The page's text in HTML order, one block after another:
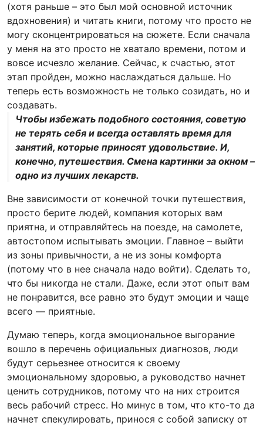
(хотя раньше – это был мой основной источник
вдохновения) и читать книги, потому что просто не
могу сконцентрироваться на сюжете. Если сначала
у меня на это просто не хватало времени, потом и
вовсе исчезло желание. Сейчас, к счастью, этот
этап пройден, можно наслаждаться дальше. Но
теперь есть возможность не только созидать, но и
создавать.
Чтобы избежать подобного состояния, советую
не терять себя и всегда оставлять время для
занятий, которые приносят удовольствие. И,
конечно, путешествия. Смена картинки за окном –
одно из лучших лекарств.
Вне зависимости от конечной точки путешествия,
просто берите людей, компания которых вам
приятна, и отправляйтесь на поезде, на самолете,
автостопом испытывать эмоции. Главное – выйти
из зоны привычности, а не из зоны комфорта
(потому что в нее сначала надо войти). Сделать то,
что бы никогда не стали. Даже, если этот опыт вам
не понравится, все равно это будут эмоции и чаще
всего — приятные.
Думаю теперь, когда эмоциональное выгорание
вошло в перечень официальных диагнозов, люди
будут серьезнее относится к своему
эмоциональному здоровью, а руководство начнет
ценить сотрудников, потому что на них строится
весь рабочий стресс. Но минус в том, что кто-то да
начнет спекулировать, принося с собой записку от